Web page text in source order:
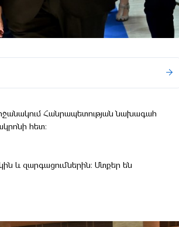
Հանրապետության նախագահ
հետ։
և զարգացումներին։ Մտքեր են